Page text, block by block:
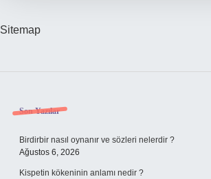
Sitemap
Sidebar
Son Yazılar
Birdirbir nasıl oynanır ve sözleri nelerdir ?
Ağustos 6, 2026
Kispetin kökeninin anlamı nedir ?